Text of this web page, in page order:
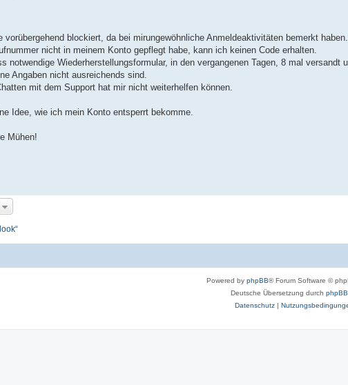
vorübergehend blockiert, da bei mirungewöhnliche Anmeldeaktivitäten bemerkt haben.
nicht in meinem Konto gepflegt habe, kann ich keinen Code erhalten.
notwendige Wiederherstellungsformular, in den vergangenen Tagen, 8 mal
Angaben nicht ausreichends sind.
mit dem Support hat mir nicht weiterhelfen können.
Idee, wie ich mein Konto entsperrt bekomme.
Mühen!
Powered by phpBB® Forum Software ©
Deutsche Übersetzung durch
Datenschutz|